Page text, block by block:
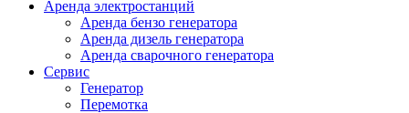
Аренда электростанций
Аренда бензо генератора
Аренда дизель генератора
Аренда сварочного генератора
Сервис
Генератор
Перемотка